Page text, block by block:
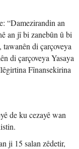
“Damezirandin an
an jî bi zanebûn û bi
di çarçoveya
di çarçoveya Yasaya
Fînansekirina
de ku cezayê wan
ji 15 salan zêdetir,